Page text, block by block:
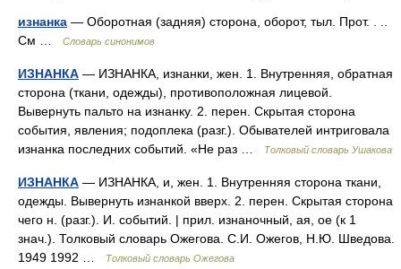
изнанка — Оборотная (задняя) сторона, оборот, тыл. Прот. . ..
См …
Словарь синонимов
ИЗНАНКА — ИЗНАНКА, изнанки, жен. 1. Внутренняя, обратная
сторона (ткани, одежды), противоположная лицевой.
Вывернуть пальто на изнанку. 2. перен. Скрытая сторона
события, явления; подоплека (разг.). Обывателей интриговала
изнанка последних событий. «Не раз …
Толковый словарь Ушакова
ИЗНАНКА — ИЗНАНКА, и, жен. 1. Внутренняя сторона ткани,
одежды. Вывернуть изнанкой вверх. 2. перен. Скрытая сторона
чего н. (разг.). И. событий. | прил. изнаночный, ая, ое (к 1
знач.). Толковый словарь Ожегова. С.И. Ожегов, Н.Ю. Шведова.
1949 1992 …
Толковый словарь Ожегова